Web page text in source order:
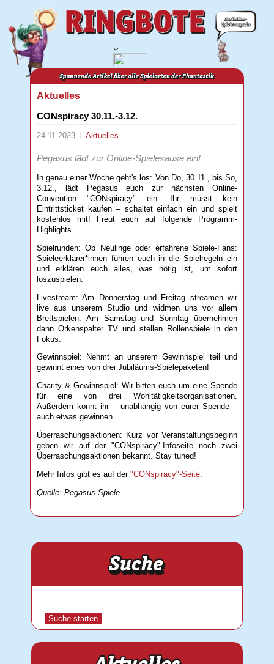
Aktuelles
CONspiracy 30.11.-3.12.
24.11.2023 Aktuelles
Pegasus lädt zur Online-Spielesause ein!
In genau einer Woche geht's los: Von Do, 30.11., bis So,
3.12., lädt Pegasus euch zur nächsten Online-
Convention "CONspiracy" ein. Ihr müsst kein
Eintrittsticket kaufen – schaltet einfach ein und spielt
kostenlos mit! Freut euch auf folgende Programm-
Highlights ...
Spielrunden: Ob Neulinge oder erfahrene Spiele-Fans:
Spieleerklärer*innen führen euch in die Spielregeln ein
und erklären euch alles, was nötig ist, um sofort
loszuspielen.
Livestream: Am Donnerstag und Freitag streamen wir
live aus unserem Studio und widmen uns vor allem
Brettspielen. Am Samstag und Sonntag übernehmen
dann Orkenspalter TV und stellen Rollenspiele in den
Fokus.
Gewinnspiel: Nehmt an unserem Gewinnspiel teil und
gewinnt eines von drei Jubiläums-Spielepaketen!
Charity & Gewinnspiel: Wir bitten euch um eine Spende
für eine von drei Wohltätigkeitsorganisationen.
Außerdem könnt ihr – unabhängig von eurer Spende –
auch etwas gewinnen.
Überraschungsaktionen: Kurz vor Veranstaltungsbeginn
geben wir auf der "CONspiracy"-Infoseite noch zwei
Überraschungsaktionen bekannt. Stay tuned!
Mehr Infos gibt es auf der"CONspiracy"-Seite
Quelle: Pegasus Spiele